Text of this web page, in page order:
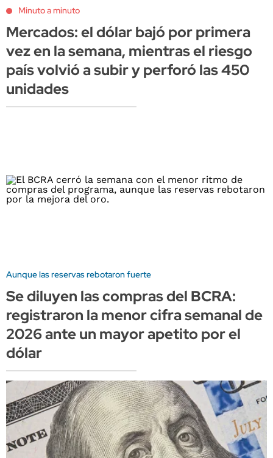
Minuto a minuto
Mercados: el dólar bajó por primera
vez en la semana, mientras el riesgo
país volvió a subir y perforó las 450
unidades
Aunque las reservas rebotaron fuerte
Se diluyen las compras del BCRA:
registraron la menor cifra semanal de
2026 ante un mayor apetito por el
dólar